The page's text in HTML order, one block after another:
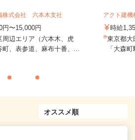
株式会社 六本木支社
円〜15,000円
周辺エリア（六本木、虎
町、表参道、麻布十番、...
アクト建機
時給
東京都大
「大森